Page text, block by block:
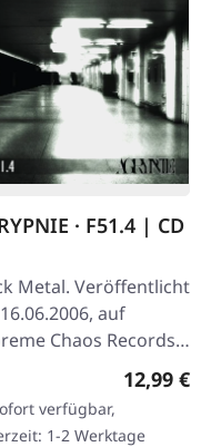
· F51.4 | CD
Metal. Veröffentlicht
auf
Chaos Records.
im Jewelcase mit 12-
Booklet. Als
2006 „F51.4"…
12,99 €
verfügbar,
1-2 Werktage